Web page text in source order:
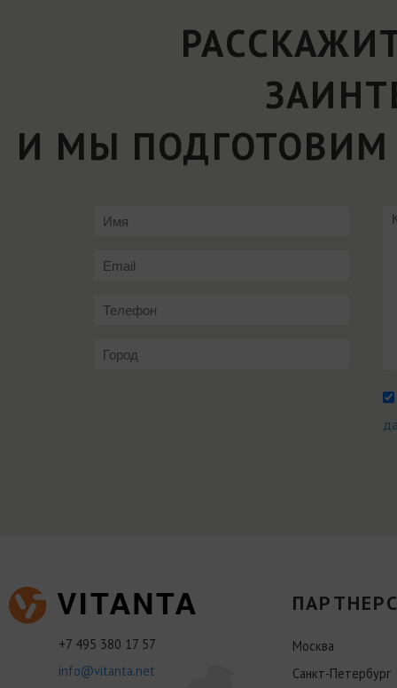
И МЫ ПОДГОТОВИМ
+7 495 380 17 57
info@vitanta.net
Москва
Санкт-Петербург